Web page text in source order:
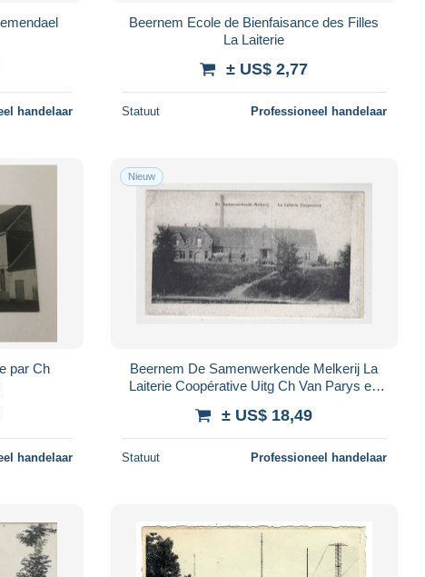
Bloemendael
handelaar
Beernem Ecole de Bienfaisance des Filles
La Laiterie
± US$ 2,77
Statuut Professioneel handelaar
handelaar
Nieuw
Beernem De Samenwerkende Melkerij La
Laiterie Coopérative Uitg Ch Van Parys en
± US$ 18,49
Statuut Professioneel handelaar